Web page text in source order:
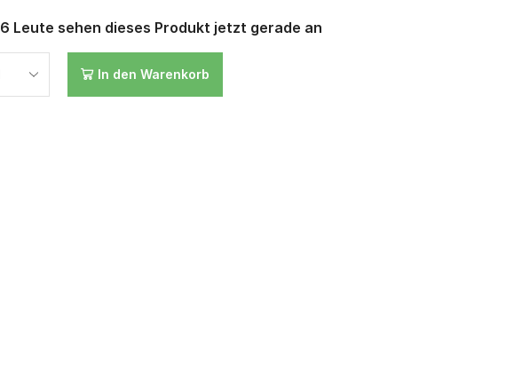
6 Leute sehen dieses Produkt jetzt gerade an
In den Warenkorb